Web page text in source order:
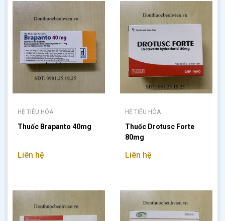
HỆ TIÊU HÓA
Thuốc Brapanto 40mg
Liên hệ
HỆ TIÊU HÓA
Thuốc Drotusc Forte
80mg
Liên hệ